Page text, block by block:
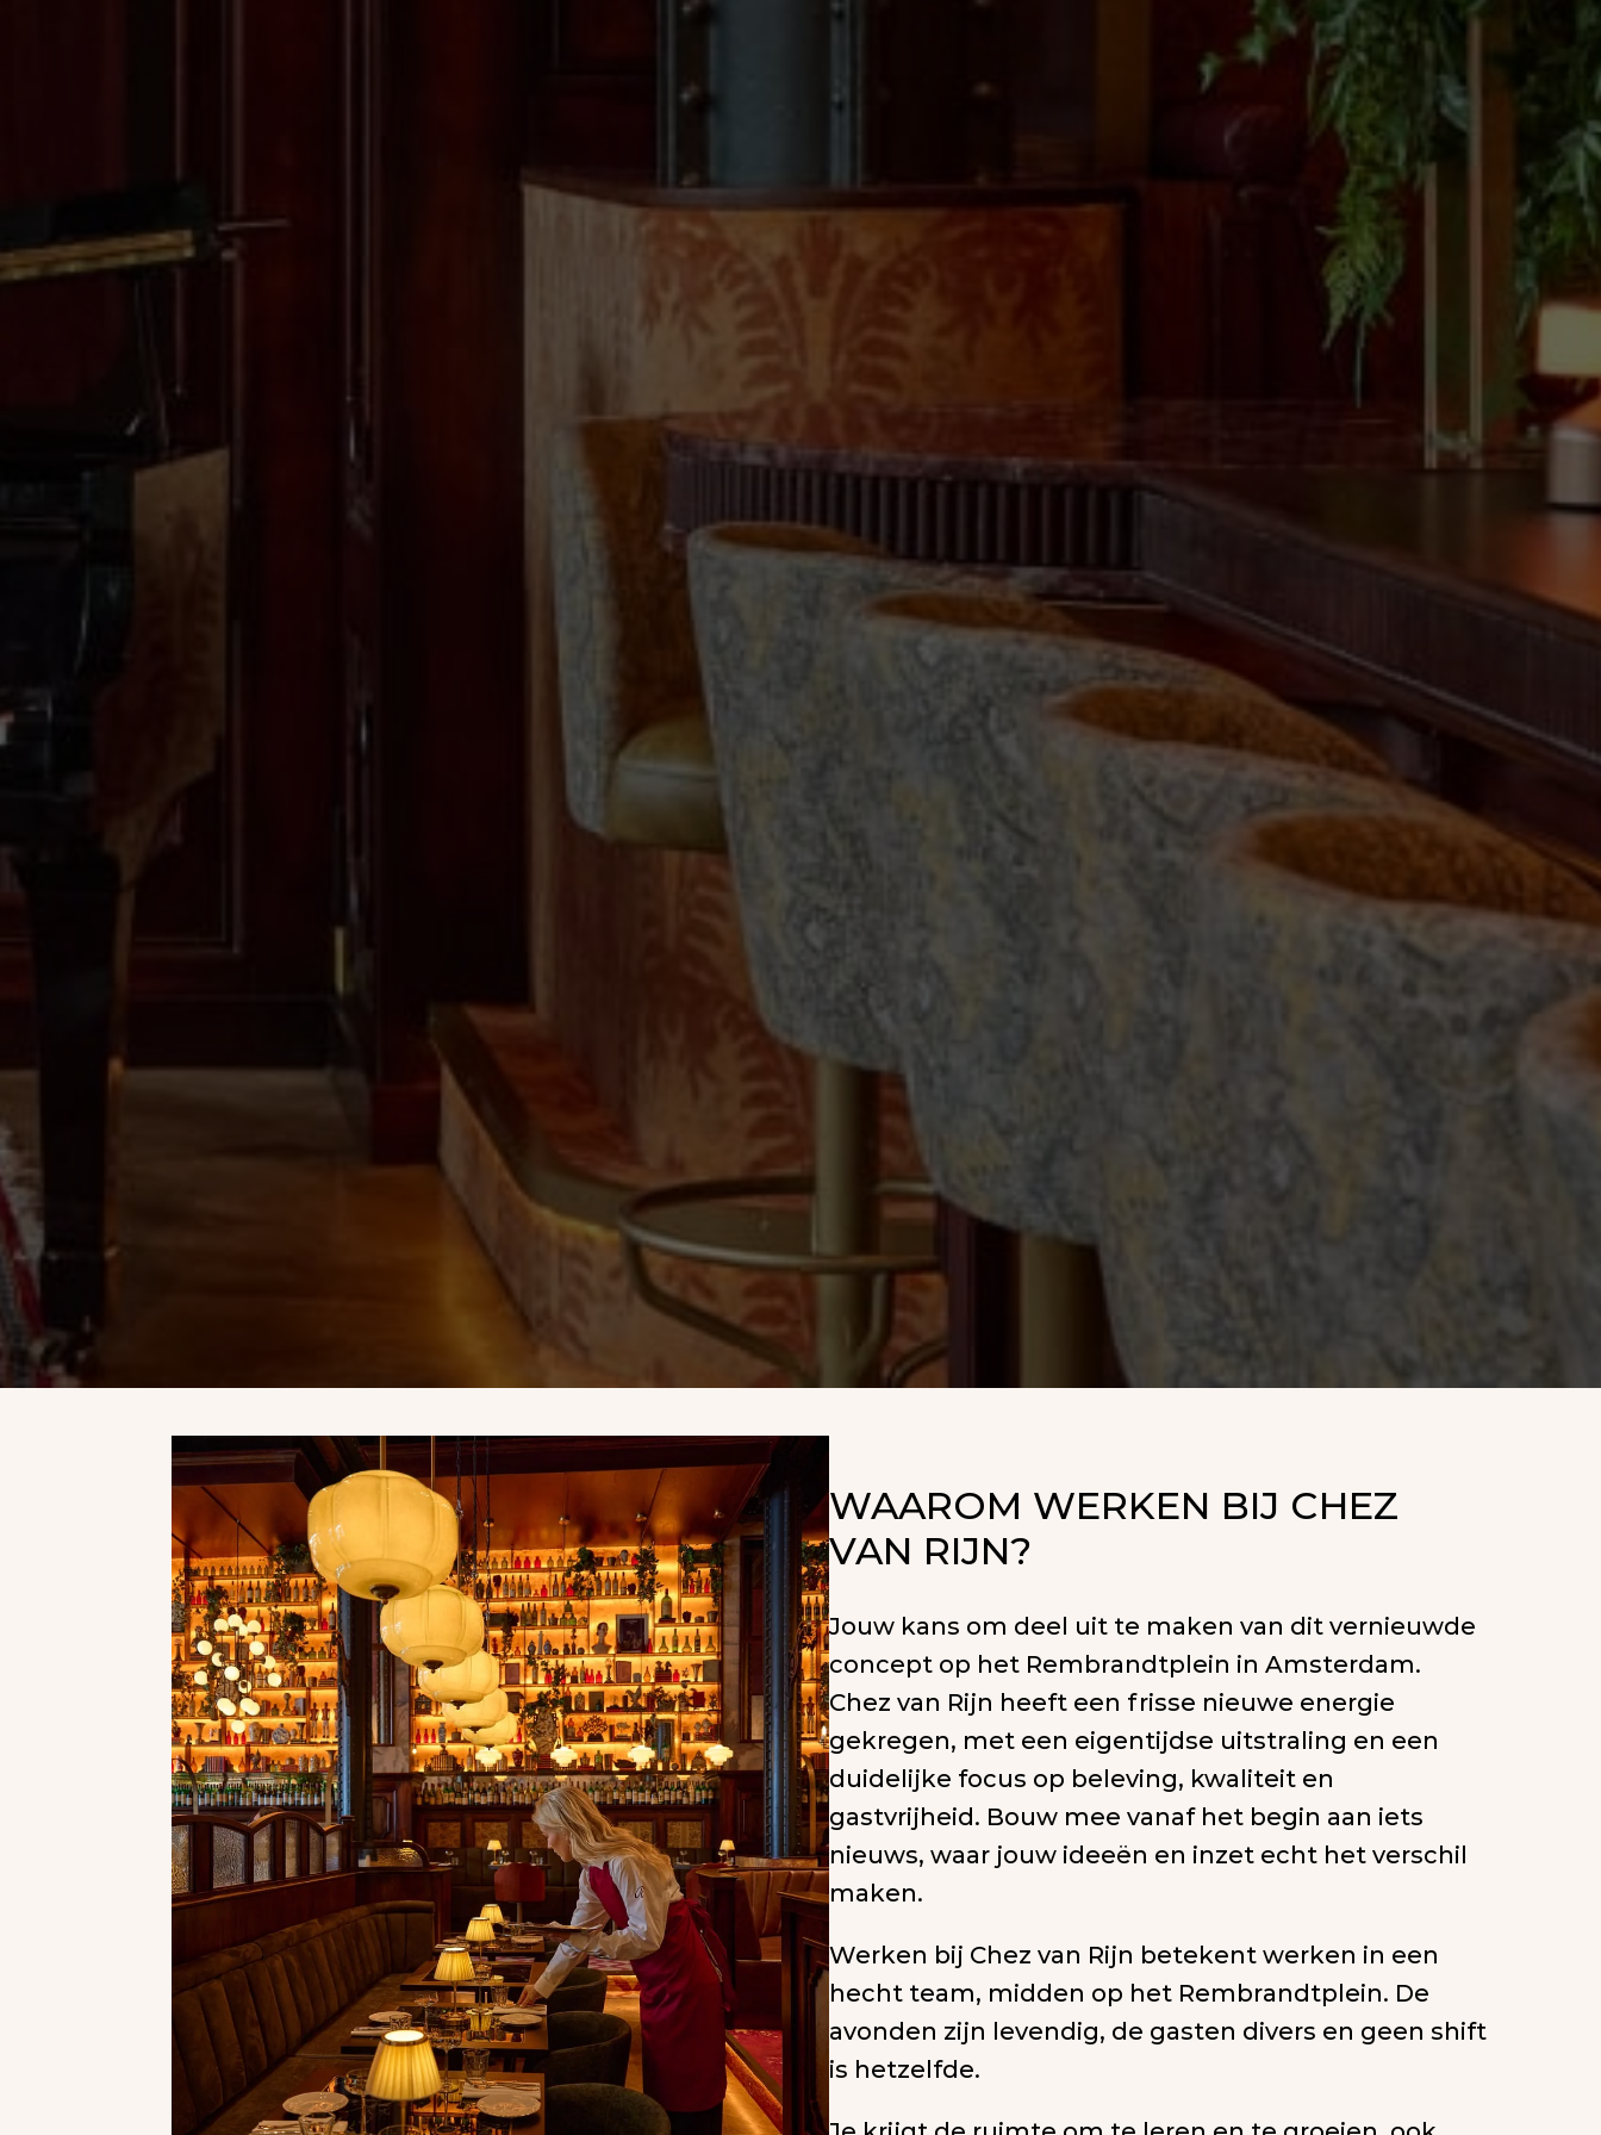
WAAROM WERKEN BIJ CHEZ
VAN RIJN?
Jouw kans om deel uit te maken van dit vernieuwde
concept op het Rembrandtplein in Amsterdam.
Chez van Rijn heeft een frisse nieuwe energie
gekregen, met een eigentijdse uitstraling en een
duidelijke focus op beleving, kwaliteit en
gastvrijheid. Bouw mee vanaf het begin aan iets
nieuws, waar jouw ideeën en inzet echt het verschil
maken.
Werken bij Chez van Rijn betekent werken in een
hecht team, midden op het Rembrandtplein. De
avonden zijn levendig, de gasten divers en geen shift
is hetzelfde.